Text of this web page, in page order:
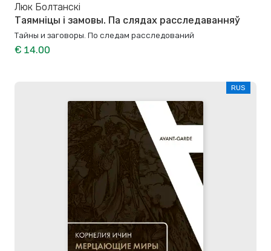
Люк Болтанскі
Таямніцы і замовы. Па слядах расследаванняў
Тайны и заговоры. По следам расследований
€ 14.00
RUS